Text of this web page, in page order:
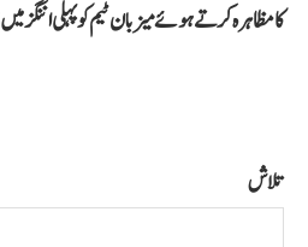
کا مظاہرہ کرتے ہوئے میزبان ٹیم کو پہلی اننگز میں 278 رنز پر آؤٹ کر…
تلاش